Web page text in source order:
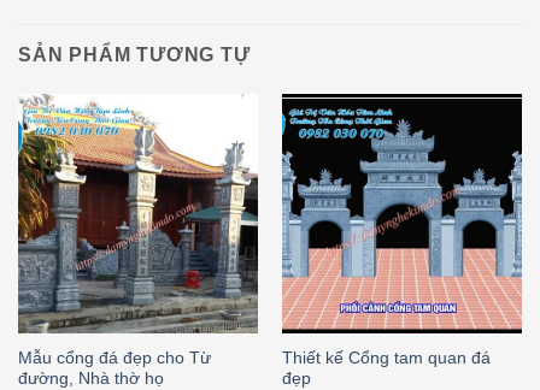
SẢN PHẨM TƯƠNG TỰ
Mẫu cổng đá đẹp cho Từ
đường, Nhà thờ họ
Thiết kế Cổng tam quan đá
đẹp